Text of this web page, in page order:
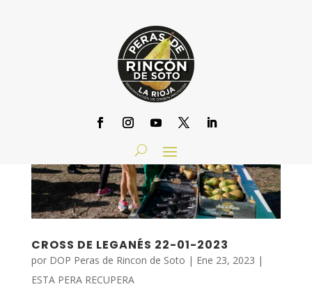
CROSS DE LEGANÉS 22-01-2023
por DOP Peras de Rincon de Soto | Ene 23, 2023 |
ESTA PERA RECUPERA